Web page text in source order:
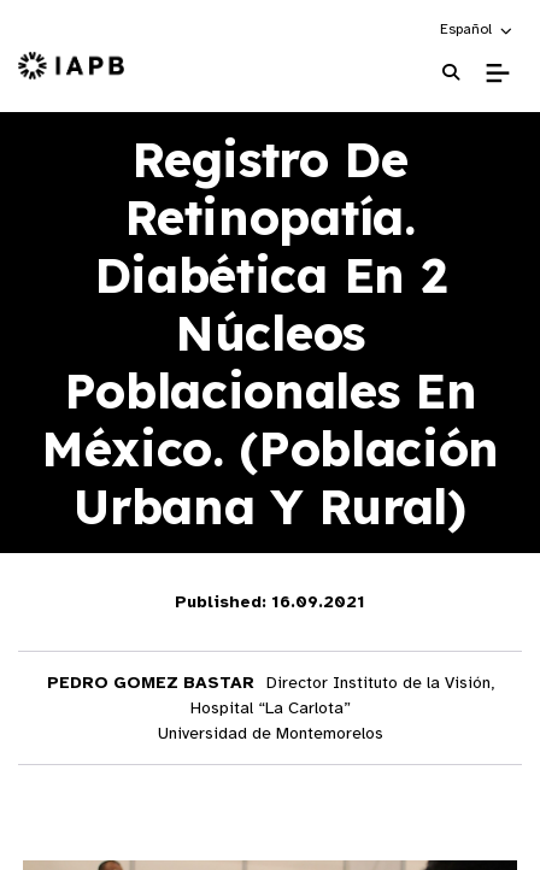
Choose an
Español
IAPB Home Page
Registro De
Retinopatía.
Diabética En 2
Núcleos
Poblacionales En
México. (Población
Urbana Y Rural)
Published: 16.09.2021
PEDRO GOMEZ BASTAR
Director Instituto de la Visión,
Hospital “La Carlota”
Universidad de Montemorelos